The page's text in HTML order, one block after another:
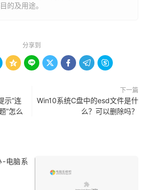
的及用途。
分享到
     
示“连
”怎么
下一篇
Win10系统C盘中的esd文件是什
么？可以删除吗？